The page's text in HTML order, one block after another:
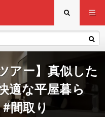
アー】真似した
適な平屋暮ら
間取り